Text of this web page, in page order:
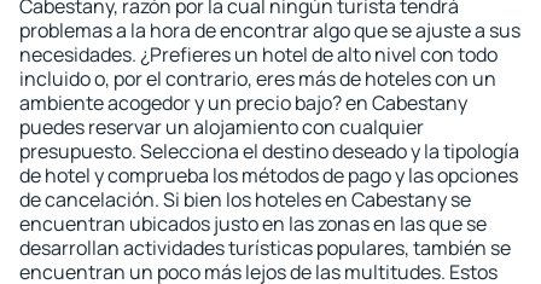
Cabestany, razón por la cual ningún turista tendrá
problemas a la hora de encontrar algo que se ajuste a sus
necesidades. ¿Prefieres un hotel de alto nivel con todo
incluido o, por el contrario, eres más de hoteles con un
ambiente acogedor y un precio bajo? en Cabestany
puedes reservar un alojamiento con cualquier
presupuesto. Selecciona el destino deseado y la tipología
de hotel y comprueba los métodos de pago y las opciones
de cancelación. Si bien los hoteles en Cabestany se
encuentran ubicados justo en las zonas en las que se
desarrollan actividades turísticas populares, también se
encuentran un poco más lejos de las multitudes. Estos